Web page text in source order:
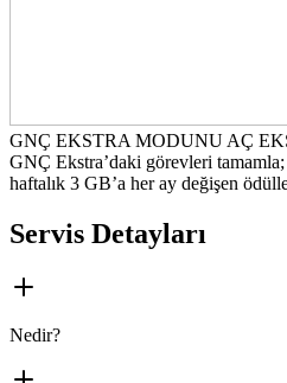
GNÇ EKSTRA MODUNU AÇ
GNÇ Ekstra’daki görevleri
haftalık 3 GB’a her ay değişen
Servis Detayları
Nedir?